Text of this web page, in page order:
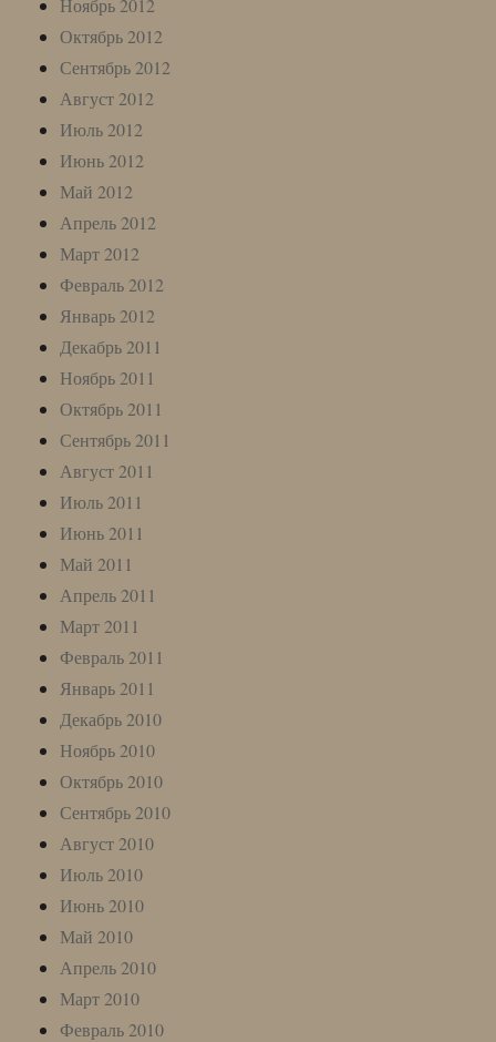
Ноябрь 2012
Октябрь 2012
Сентябрь 2012
Август 2012
Июль 2012
Июнь 2012
Май 2012
Апрель 2012
Март 2012
Февраль 2012
Январь 2012
Декабрь 2011
Ноябрь 2011
Октябрь 2011
Сентябрь 2011
Август 2011
Июль 2011
Июнь 2011
Май 2011
Апрель 2011
Март 2011
Февраль 2011
Январь 2011
Декабрь 2010
Ноябрь 2010
Октябрь 2010
Сентябрь 2010
Август 2010
Июль 2010
Июнь 2010
Май 2010
Апрель 2010
Март 2010
Февраль 2010